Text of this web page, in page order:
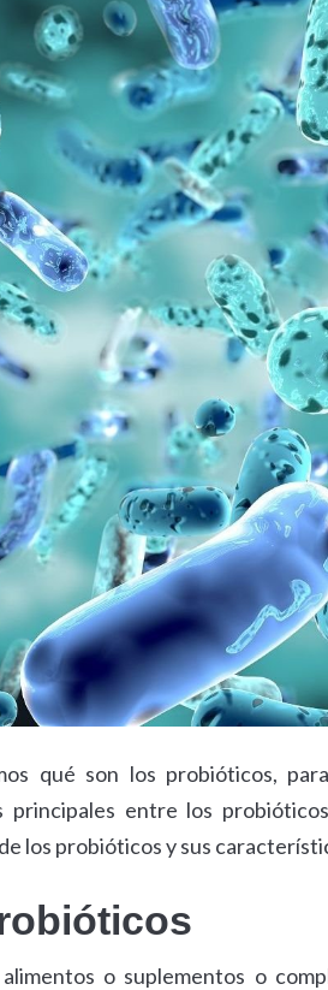
qué son los probióticos,
principales entre los
los probióticos y sus
o suplementos o